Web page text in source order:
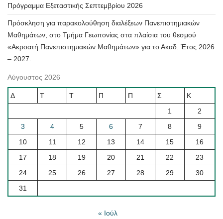
Πρόγραμμα Εξεταστικής Σεπτεμβρίου 2026
Πρόσκληση για παρακολούθηση διαλέξεων Πανεπιστημιακών
Μαθημάτων, στο Τμήμα Γεωπονίας στα πλαίσια του θεσμού
«Ακροατή Πανεπιστημιακών Μαθημάτων» για το Ακαδ. Έτος 2026
– 2027.
Αύγουστος 2026
Δ Τ Τ Π Π Σ
Κ
1
2
3
4 5 6 7 8
9
10
11 12 13 14 15
16
17
18 19 20 21 22
23
24
25 26 27 28 29
30
31
« Ιούλ